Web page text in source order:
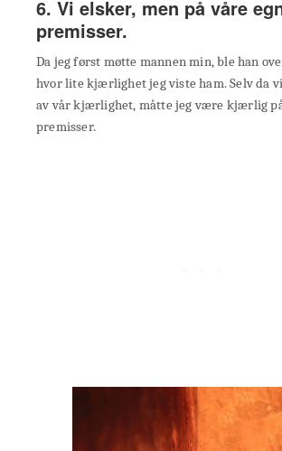
6. Vi elsker, men på våre
premisser.
Da jeg først møtte mannen min, ble han
hvor lite kjærlighet jeg viste ham. Selv da
av vår kjærlighet, måtte jeg være kjærlig
premisser.